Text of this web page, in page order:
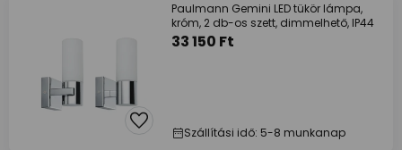
Paulmann Gemini LED tükör lámpa,
króm, 2 db-os szett, dimmelhető, IP44
33 150 Ft
Szállítási idő: 5-8 munkanap